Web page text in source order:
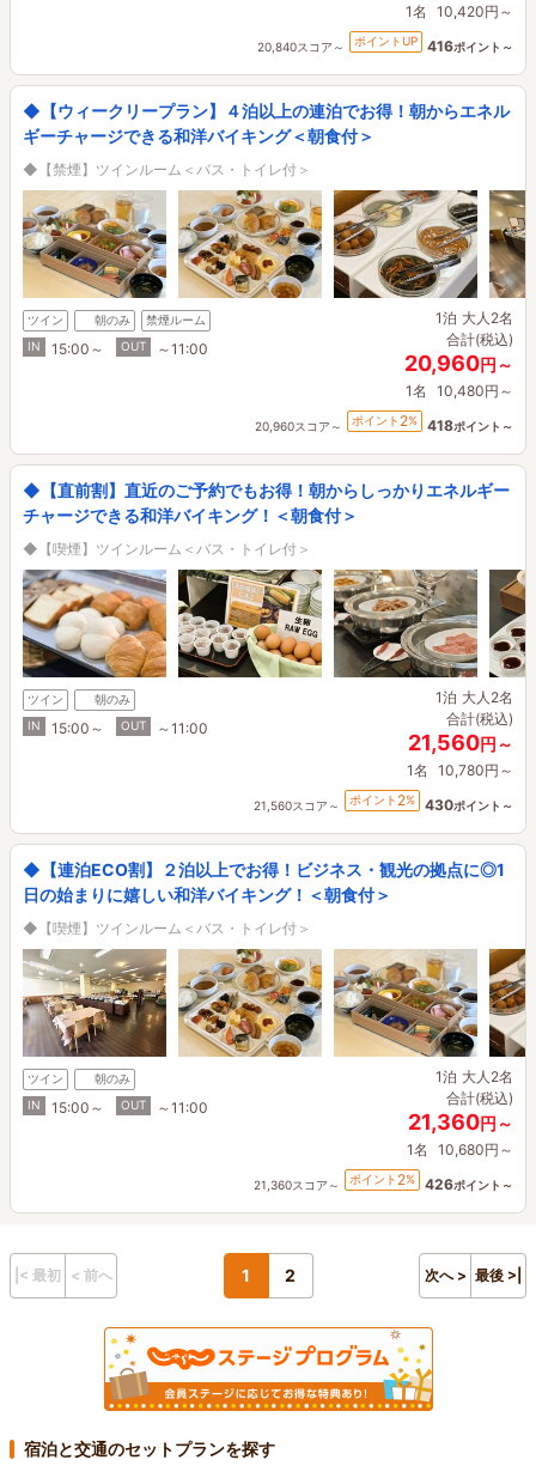
1名 10,420円～
20,840スコア～ ポイントUP 416ポイント～
◆【ウィークリープラン】４泊以上の連泊でお得！朝からエネル
ギーチャージできる和洋バイキング＜朝食付＞
◆【禁煙】ツインルーム＜バス・トイレ付＞
ツイン 朝のみ
禁煙ルーム
IN
15:00～ OUT ～11:00
1泊 大人2名
合計(税込)
20,960円～
1名 10,480円～
20,960スコア～ ポイント 2% 418ポイント～
◆【直前割】直近のご予約でもお得！朝からしっかりエネルギー
チャージできる和洋バイキング！＜朝食付＞
◆【喫煙】ツインルーム＜バス・トイレ付＞
ツイン
朝のみ
IN
15:00～ OUT ～11:00
1泊 大人2名
合計(税込)
21,560円～
1名 10,780円～
21,560スコア～ ポイント 2% 430ポイント～
◆【連泊ECO割】２泊以上でお得！ビジネス・観光の拠点に◎1
日の始まりに嬉しい和洋バイキング！＜朝食付＞
◆【喫煙】ツインルーム＜バス・トイレ付＞
ツイン
朝のみ
IN
15:00～ OUT ～11:00
1泊 大人2名
合計(税込)
21,360円～
1名 10,680円～
21,360スコア～ ポイント 2% 426ポイント～
|< 最初 < 前へ 1 2 次へ > 最後 >|
宿泊と交通のセットプランを探す